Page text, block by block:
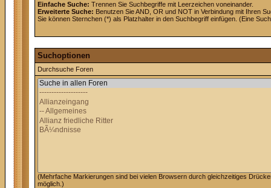
Einfache Suche: Trennen Sie Suchbegriffe mit Leerzeichen voneinander.
Erweiterte Suche: Benutzen Sie AND, OR und NOT in Verbindung mit Ihren
Sie können Sternchen (*) als Platzhalter in den Suchbegriff einfügen. (Eine
Suchoptionen
Durchsuche Foren
(Mehrfache Markierungen sind bei vielen Browsern durch gleichzeitiges
möglich.)